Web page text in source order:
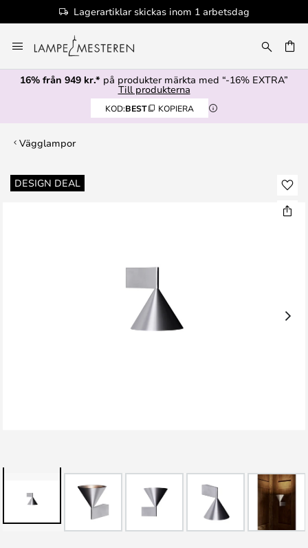
Lagerartiklar skickas inom 1 arbetsdag
till
innehållet
16% från 949 kr.* på produkter märkta med “-16% EXTRA”
Till produkterna
KOD:BEST KOPIERA
Vägglampor
DESIGN DEAL
Hoppa
till